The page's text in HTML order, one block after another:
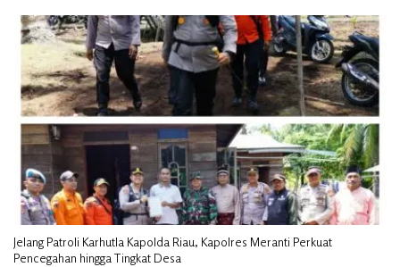
Jelang Patroli Karhutla Kapolda Riau, Kapolres Meranti Perkuat
Pencegahan hingga Tingkat Desa